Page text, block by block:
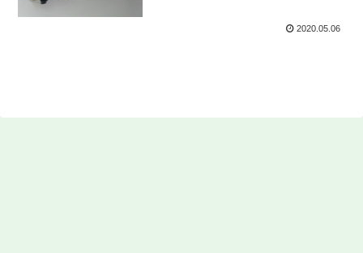
2020.05.06